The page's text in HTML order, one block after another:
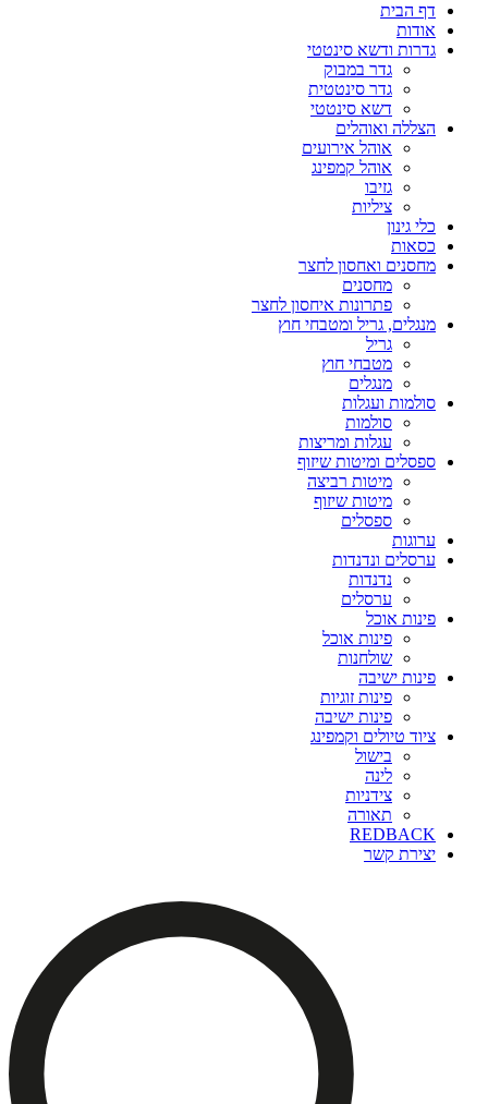
דף הבית
אודות
גדרות ודשא סינטטי
גדר במבוק
גדר סינטטית
דשא סינטטי
הצללה ואוהלים
אוהל אירועים
אוהל קמפינג
גזיבו
ציליות
כלי גינון
כסאות
מחסנים ואחסון לחצר
מחסנים
פתרונות איחסון לחצר
מנגלים, גריל ומטבחי חוץ
גריל
מטבחי חוץ
מנגלים
סולמות ועגלות
סולמות
עגלות ומריצות
ספסלים ומיטות שיזוף
מיטות רביצה
מיטות שיזוף
ספסלים
ערוגות
ערסלים ונדנדות
נדנדות
ערסלים
פינות אוכל
פינות אוכל
שולחנות
פינות ישיבה
פינות זוגיות
פינות ישיבה
ציוד טיולים וקמפינג
בישול
לינה
צידניות
תאורה
REDBACK
יצירת קשר